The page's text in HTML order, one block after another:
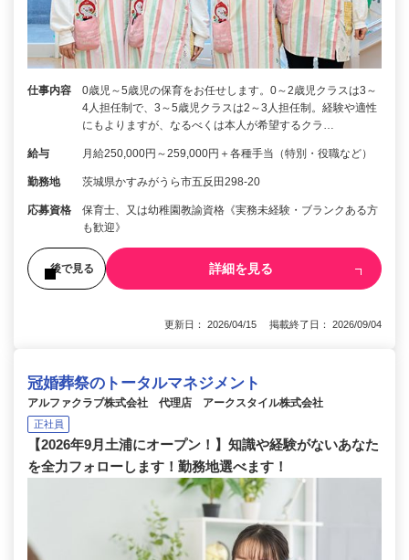
仕事内容
0歳児～5歳児の保育をお任せします。0～2歳児クラスは3～
4人担任制で、3～5歳児クラスは2～3人担任制。経験や適性
にもよりますが、なるべくは本人が希望するクラ…
給与 月給250,000円～259,000円＋各種手当（特別・役職など）
勤務地 茨城県かすみがうら市五反田298-20
応募資格
保育士、又は幼稚園教諭資格《実務未経験・ブランクある方
も歓迎》
後で見る 詳細を見る
更新日： 2026/04/15 掲載終了日： 2026/09/04
冠婚葬祭のトータルマネジメント
アルファクラブ株式会社 代理店 アークスタイル株式会社
正社員
【2026年9月土浦にオープン！】知識や経験がないあなた
を全力フォローします！勤務地選べます！